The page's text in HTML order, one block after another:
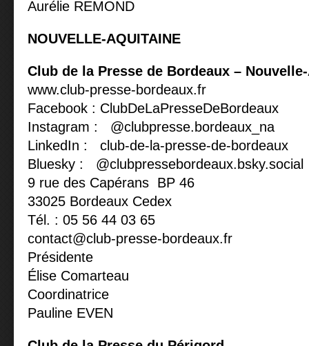
Aurélie REMOND
NOUVELLE-AQUITAINE
Club de la Presse de Bordeaux –
www.club-presse-bordeaux.fr
Facebook : ClubDeLaPresseDeBordeaux
Instagram : @clubpresse.bordeaux_na
LinkedIn : club-de-la-presse-de-bordeaux
Bluesky : @clubpressebordeaux.bsky.social
9 rue des Capérans BP 46
33025 Bordeaux Cedex
Tél. : 05 56 44 03 65
contact@club-presse-bordeaux.fr
Présidente
Élise Comarteau
Coordinatrice
Pauline EVEN